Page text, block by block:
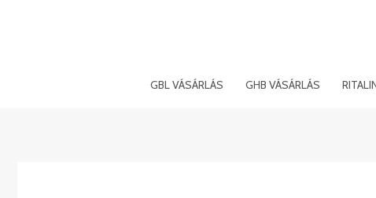
GBL VÁSÁRLÁS GHB VÁSÁRLÁS